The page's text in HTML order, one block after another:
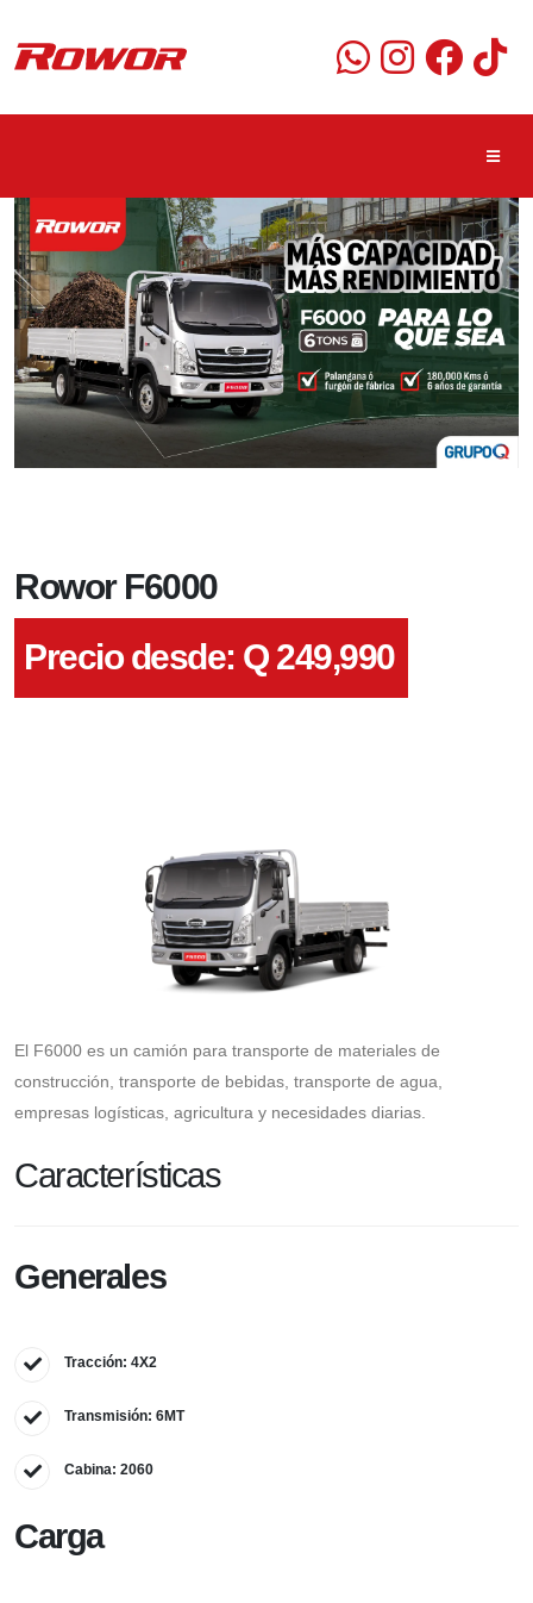
Rowor F6000
Precio desde: Q 249,990
El F6000 es un camión para transporte de materiales de
construcción, transporte de bebidas, transporte de agua,
empresas logísticas, agricultura y necesidades diarias.
Características
Generales
Tracción: 4X2
Transmisión: 6MT
Cabina: 2060
Carga